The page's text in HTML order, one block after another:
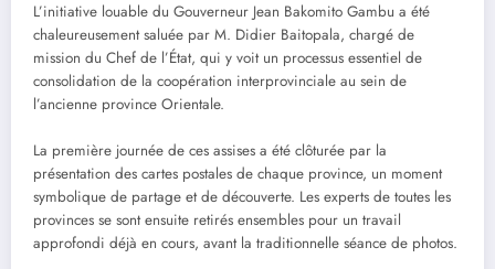
L’initiative louable du Gouverneur Jean Bakomito Gambu a été
chaleureusement saluée par M. Didier Baitopala, chargé de
mission du Chef de l’État, qui y voit un processus essentiel de
consolidation de la coopération interprovinciale au sein de
l’ancienne province Orientale.
La première journée de ces assises a été clôturée par la
présentation des cartes postales de chaque province, un moment
symbolique de partage et de découverte. Les experts de toutes les
provinces se sont ensuite retirés ensembles pour un travail
approfondi déjà en cours, avant la traditionnelle séance de photos.